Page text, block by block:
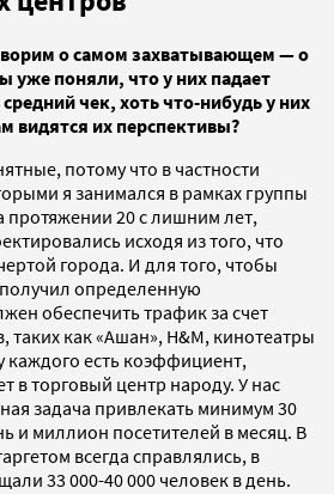
о самом захватывающем — о
уже поняли, что у них падает
чек, хоть что-нибудь у них
видятся их перспективы?
потому что в частности
я занимался в рамках группы
протяжении 20 с лишним лет,
исходя из того, что
города. И для того, чтобы
определенную
обеспечить трафик за счет
таких как «Ашан», H&M, кинотеатры
каждого есть коэффициент,
в торговый центр народу. У нас
задача привлекать минимум 30
и миллион посетителей в месяц. В
всегда справлялись, в
33 000-40 000 человек в день.